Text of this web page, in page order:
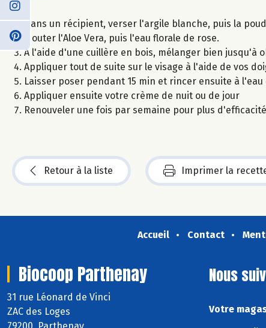
Dans un récipient, verser l'argile blanche, puis la
Ajouter l'Aloe Vera, puis l'eau florale de rose.
A l'aide d'une cuillère en bois, mélanger bien
Appliquer tout de suite sur le visage à l'aide de vos
Laisser poser pendant 15 min et rincer ensuite à l'eau
Appliquer ensuite votre crème de nuit ou de jour
Renouveler une fois par semaine pour plus d'efficacité
Retour à la liste Imprimer la
Accueil Contact
Biocoop Parthenay
31 rue Léonard de Vinci
ZAC des Loges
79200 Parthenay
Nous
Votre